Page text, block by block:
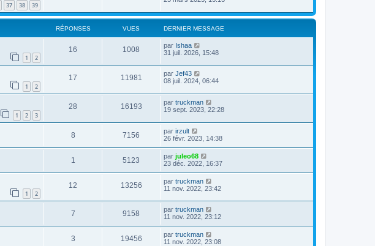
37 38 39
RÉPONSES VUES DERNIER MESSAGE
1 2
16 1008 par Ishaa
31 juil. 2026, 15:48
1 2
17 11981 par Jef43
08 juil. 2024, 06:44
1 2 3
28 16193 par truckman
19 sept. 2023, 22:28
8 7156 par irzult
26 févr. 2023, 14:38
1 5123 par juleo68
23 déc. 2022, 16:37
1 2
12 13256 par truckman
11 nov. 2022, 23:42
7 9158 par truckman
11 nov. 2022, 23:12
3 19456 par truckman
11 nov. 2022, 23:08